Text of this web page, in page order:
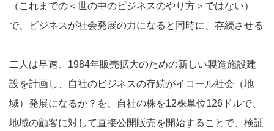
（これまでの＜世の中のビジネスのやり方＞ではない）
で、ビジネスが社会発展の力になると同時に、存続させる
二人は早速、1984年販売拡大のための新しい製造施設建
設を計画し、自社のビジネスの存続がイコール社会（地
域）発展になるか？を、自社の株を12株単位126ドルで、
地域の顧客に対して直接公開販売を開始することで、検証